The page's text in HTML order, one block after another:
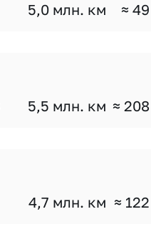
5,0 млн. км ≈
5,5 млн. км ≈
4,7 млн. км ≈